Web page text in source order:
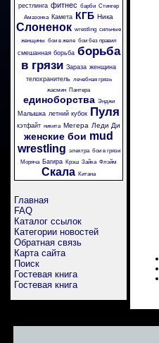
рестлинга фитнес барби Стингер
Амазонка Камета КГБ Ника
Слоненок wrestling сильные
женщины бои в желе бои без правил
смешанная борьба борьба
в грязи Зараза женщина
телохранитель лечебная грязь
жасмин Пантера
единоборства Энджи
Малышка летний кубок Пуля
кэтфайт никита Мегера Леди Ди
женские бои mud
wrestling электра бои в грязи
Моряча Багира Крэш Зайка Флэйм
Скала Китана
Главная
FAQ
Каталог ссылок
Категории новостей
Обратная связь
Карта сайта
Поиск
Гостевая книга
Гостевая книга